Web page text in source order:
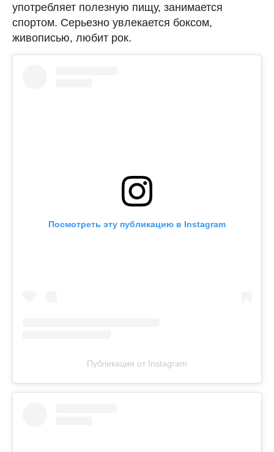
употребляет полезную пищу, занимается
спортом. Серьезно увлекается боксом,
живописью, любит рок.
Посмотреть эту публикацию в Instagram
Публикация от Instagram